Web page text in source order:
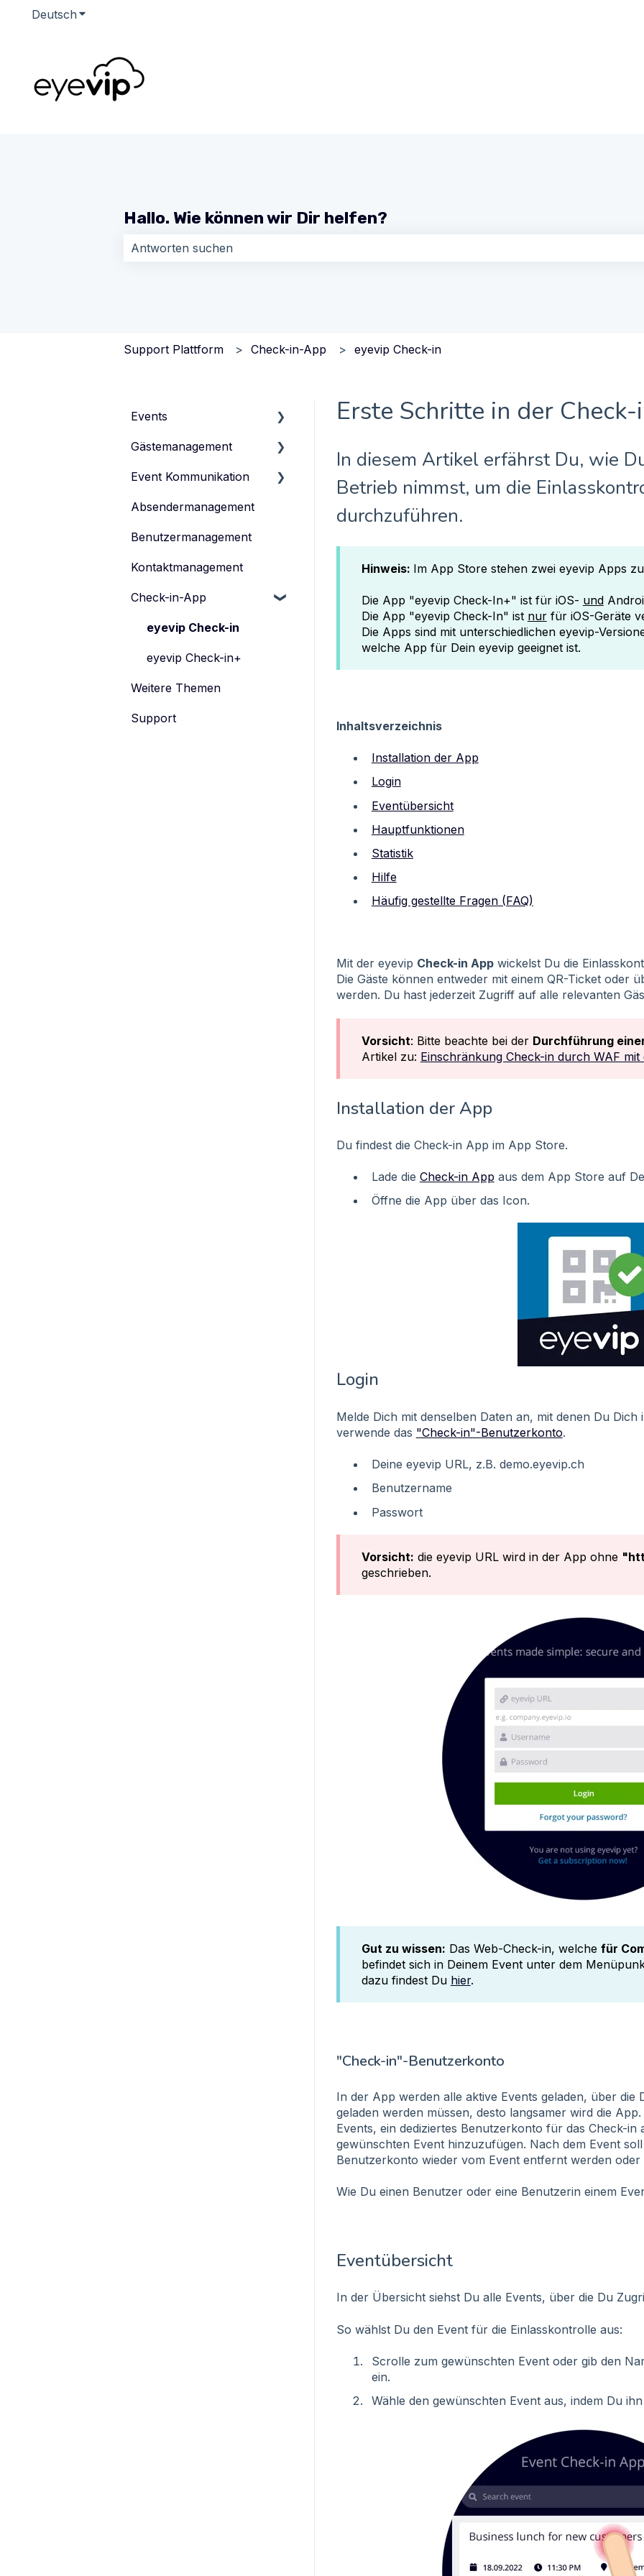
Deutsch Untermenü für Übersetzungen anzeigen
Hallo. Wie können wir Dir helfen?
Support Plattform Check-in-App eyevip Check-in
Erste Schritte in der
In diesem Artikel erfährst Du, wie
Betrieb nimmst, um die
durchzuführen.
Hinweis: Im App Store stehen zwei eyevip Apps
Die App "eyevip Check-In+" ist für iOS- und
Die App "eyevip Check-In" ist nurfür iOS-Geräte
Die Apps sind mit unterschiedlichen eyevip-
welche App für Dein eyevip geeignet ist.
Inhaltsverzeichnis
Installation der App
Login
Eventübersicht
Hauptfunktionen
Statistik
Hilfe
Häufig gestellte Fragen (FAQ)
Mit der eyevip Check-in Appwickelst Du die
Die Gäste können entweder mit einem QR-Ticket oder
werden. Du hast jederzeit Zugriff auf alle relevanten
Vorsicht: Bitte beachte bei der Durchführung
Artikel zu: Einschränkung Check-in durch WAF
Installation der App
Du findest die Check-in App im App Store.
Lade die Check-in App aus dem App Store auf
Öffne die App über das Icon.
Login
Melde Dich mit denselben Daten an, mit denen Du Dich
verwende das "Check-in"-Benutzerkonto.
Deine eyevip URL, z.B. demo.eyevip.ch
Benutzername
Passwort
Vorsicht: die eyevip URL wird in der App ohne
geschrieben.
Gut zu wissen: Das Web-Check-in, welche für
befindet sich in Deinem Event unter dem
dazu findest Du hier.
"Check-in"-Benutzerkonto
In der App werden alle aktive Events geladen, über die
geladen werden müssen, desto langsamer wird die
Events, ein dediziertes Benutzerkonto für das Check-in
gewünschten Event hinzuzufügen. Nach dem Event
Benutzerkonto wieder vom Event entfernt werden
Wie Du einen Benutzer oder eine Benutzerin einem
Eventübersicht
In der Übersicht siehst Du alle Events, über die Du
So wählst Du den Event für die Einlasskontrolle aus:
Scrolle zum gewünschten Event oder gib den
ein.
Wähle den gewünschten Event aus, indem Du
Events
Events verwalten
Event-Typen
Event-Team verwalten
Gästemanagement
Gästeliste verwalten
Gästedaten verwalten
Anmeldeformular
Tickets verwalten
Datenschutz
Event Kommunikation
Inhalte erstellen und
Absendermanagement
Benutzermanagement
Kontaktmanagement
Check-in-App
eyevip Check-in
eyevip Check-in+
Weitere Themen
Support